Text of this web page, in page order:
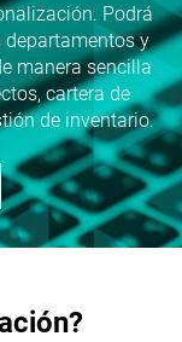
Podrá
y
manera sencilla
cartera de
de inventario.